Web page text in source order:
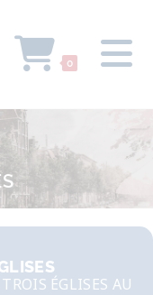
0
ÉGLISES AU